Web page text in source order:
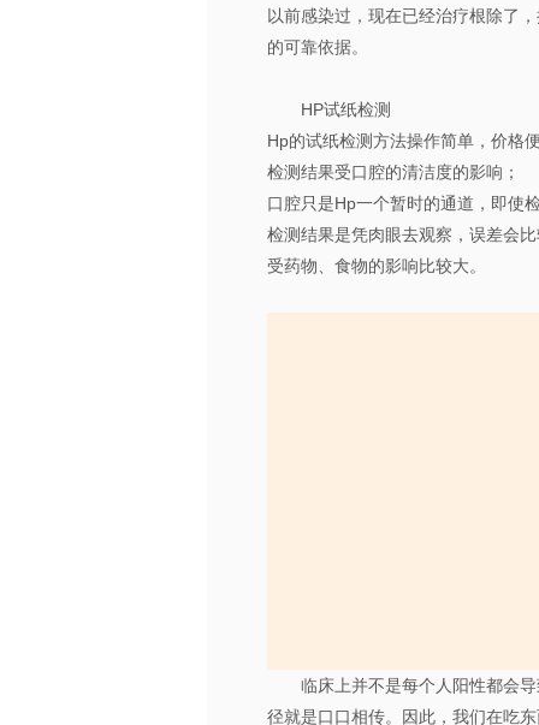
以前感染过，现在已经治疗根除了
的可靠依据。
HP试纸检测
Hp的试纸检测方法操作简单，价格
检测结果受口腔的清洁度的影响；
口腔只是Hp一个暂时的通道，即使
检测结果是凭肉眼去观察，误差会比
受药物、食物的影响比较大。
临床上并不是每个人阳性都会
径就是口口相传。因此，我们在吃